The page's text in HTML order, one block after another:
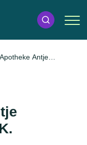
Antje